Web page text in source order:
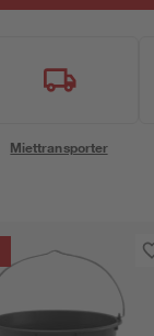
Miettransporter